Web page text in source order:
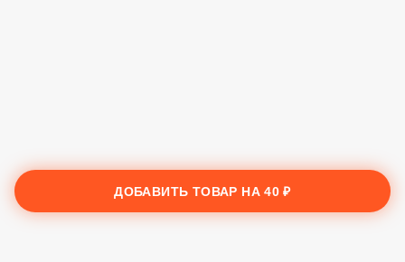
ДОБАВИТЬ ТОВАР НА40 ₽